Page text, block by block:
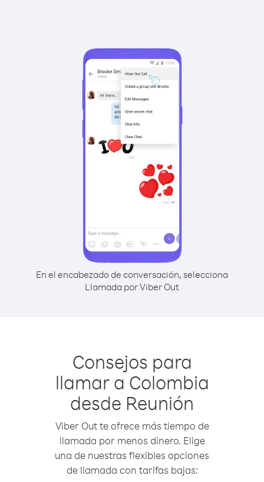
En el encabezado de conversación, selecciona
Llamada por Viber Out
Consejos para
llamar a Colombia
desde Reunión
Viber Out te ofrece más tiempo de
llamada por menos dinero. Elige
una de nuestras flexibles opciones
de llamada con tarifas bajas: